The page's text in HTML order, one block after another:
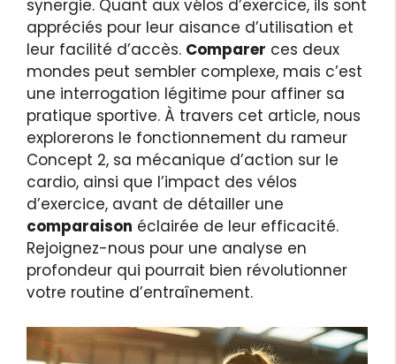
synergie. Quant aux vélos d’exercice, ils sont
appréciés pour leur aisance d’utilisation et
leur facilité d’accès. Comparer ces deux
mondes peut sembler complexe, mais c’est
une interrogation légitime pour affiner sa
pratique sportive. À travers cet article, nous
explorerons le fonctionnement du rameur
Concept 2, sa mécanique d’action sur le
cardio, ainsi que l’impact des vélos
d’exercice, avant de détailler une
comparaison éclairée de leur efficacité.
Rejoignez-nous pour une analyse en
profondeur qui pourrait bien révolutionner
votre routine d’entraînement.